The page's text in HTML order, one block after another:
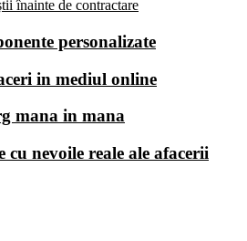
înainte de contractare
personalizate
in mediul online
mana in mana
cu nevoile reale ale afacerii